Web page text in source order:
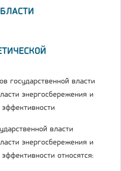
государственной власти
энергосбережения и
власти
энергосбережения и
относятся: